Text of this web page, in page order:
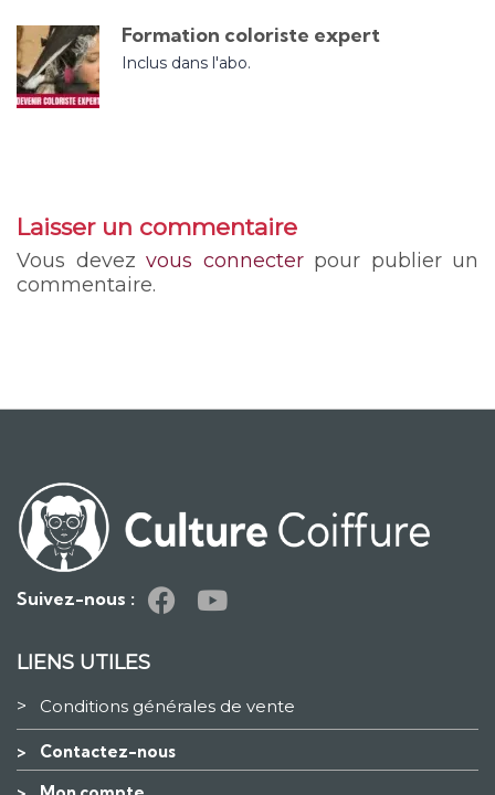
Formation coloriste expert
Inclus dans l'abo.
Laisser un commentaire
Vous devez vous connecterpour publier un
commentaire.
Suivez-nous :
LIENS UTILES
> Conditions générales de vente
> Contactez-nous